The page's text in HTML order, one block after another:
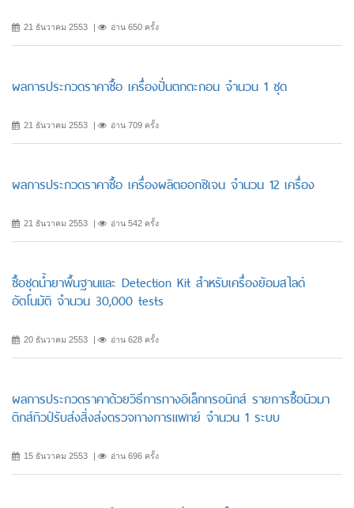
21 ธันวาคม 2553 อ่าน 650 ครั้ง
ผลการประกวดราคาซื้อ เครื่องปั่นตกตะกอน จำนวน 1 ชุด
21 ธันวาคม 2553 อ่าน 709 ครั้ง
ผลการประกวดราคาซื้อ เครื่องผลิตออกซิเจน จำนวน 12 เครื่อง
21 ธันวาคม 2553 อ่าน 542 ครั้ง
ซื้อชุดน้ำยาพื้นฐานและ Detection Kit สำหรับเครื่องย้อมสไลด์
อัตโนมัติ จำนวน 30,000 tests
20 ธันวาคม 2553 อ่าน 628 ครั้ง
ผลการประกวดราคาด้วยวิธีการทางอิเล็กทรอนิกส์ รายการซื้อนิวมา
ติกส์ทิวป์รับส่งสิ่งส่งตรวจทางการแพทย์ จำนวน 1 ระบบ
15 ธันวาคม 2553 อ่าน 696 ครั้ง